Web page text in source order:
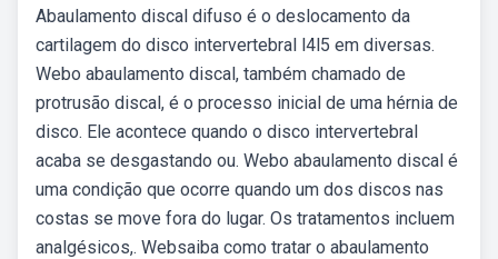
Abaulamento discal difuso é o deslocamento da
cartilagem do disco intervertebral l4l5 em diversas.
Webo abaulamento discal, também chamado de
protrusão discal, é o processo inicial de uma hérnia de
disco. Ele acontece quando o disco intervertebral
acaba se desgastando ou. Webo abaulamento discal é
uma condição que ocorre quando um dos discos nas
costas se move fora do lugar. Os tratamentos incluem
analgésicos,. Websaiba como tratar o abaulamento